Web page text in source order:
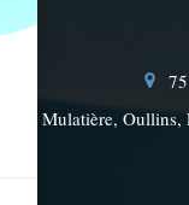
La Mulatière,